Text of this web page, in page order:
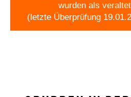
wurden als
(letzte Überprüfung